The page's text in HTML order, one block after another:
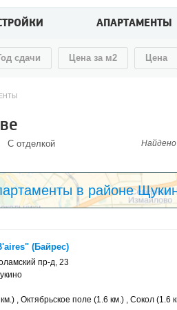
АПАРТАМЕНТЫ
сдачи Цена за м2 Цена
С отделкой Найдено
в районе
(Байрес)
пр-д, 23
, Октябрьское поле (1.6 км.) , Сокол (1.6